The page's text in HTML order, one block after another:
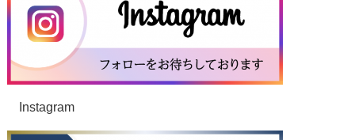
Instagram